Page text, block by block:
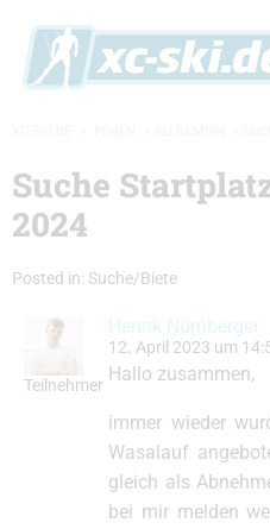
Suche
2024
Posted in: Suche/Biete
Teilnehmer
Henrik Nürnberger
12. April 2023 um
Hallo zusammen,
immer wieder
Wasalauf
gleich als
bei mir melden